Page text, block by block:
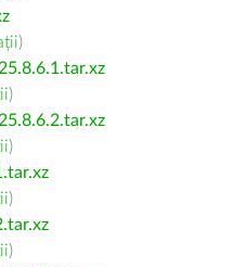
)
)
)
)
)